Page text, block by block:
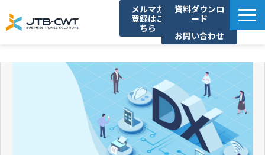
メルマガ
登録はこ
ちら
資料ダウンロ
ード
お問い合わせ
ソリューション紹介
導入事例
セミナー/イベント
コラム